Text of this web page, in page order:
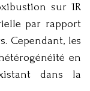
sur 1R
par rapport
Cependant, les
en
dans la